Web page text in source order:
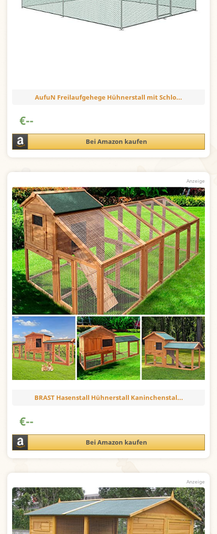
AufuN Freilaufgehege Hühnerstall mit Schlo...
€--
Bei Amazon kaufen
BRAST Hasenstall Hühnerstall Kaninchenstal...
€--
Bei Amazon kaufen